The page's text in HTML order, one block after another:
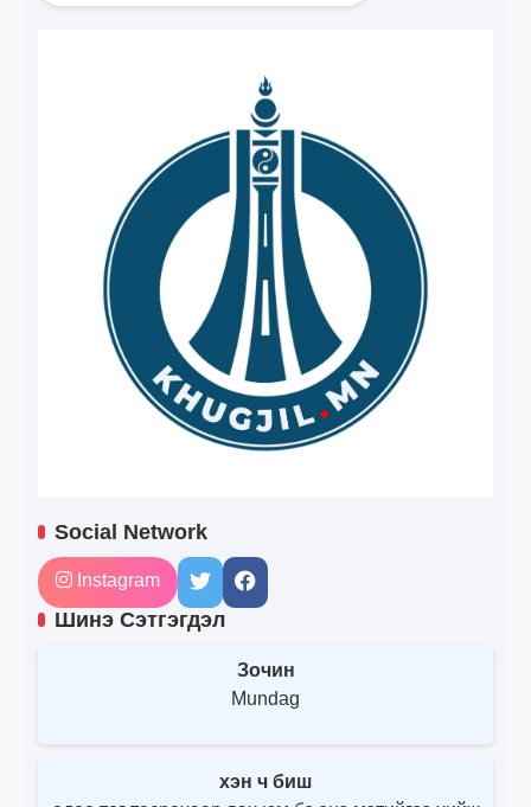
Social Network
Instagram
Шинэ Сэтгэгдэл
Зочин
Mundag
хэн ч биш